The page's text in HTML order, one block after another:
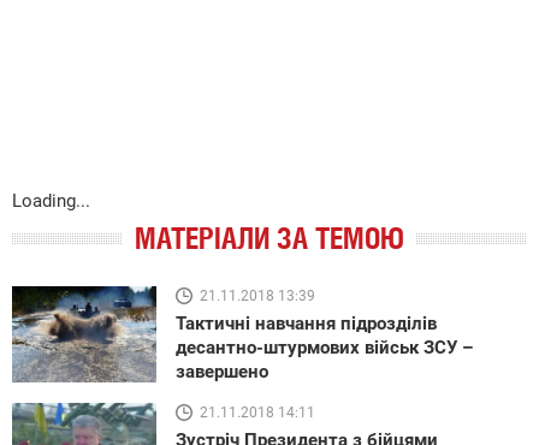
Loading...
МАТЕРІАЛИ ЗА ТЕМОЮ
21.11.2018 13:39
Тактичні навчання підрозділів
десантно-штурмових військ ЗСУ –
завершено
21.11.2018 14:11
Зустріч Президента з бійцями